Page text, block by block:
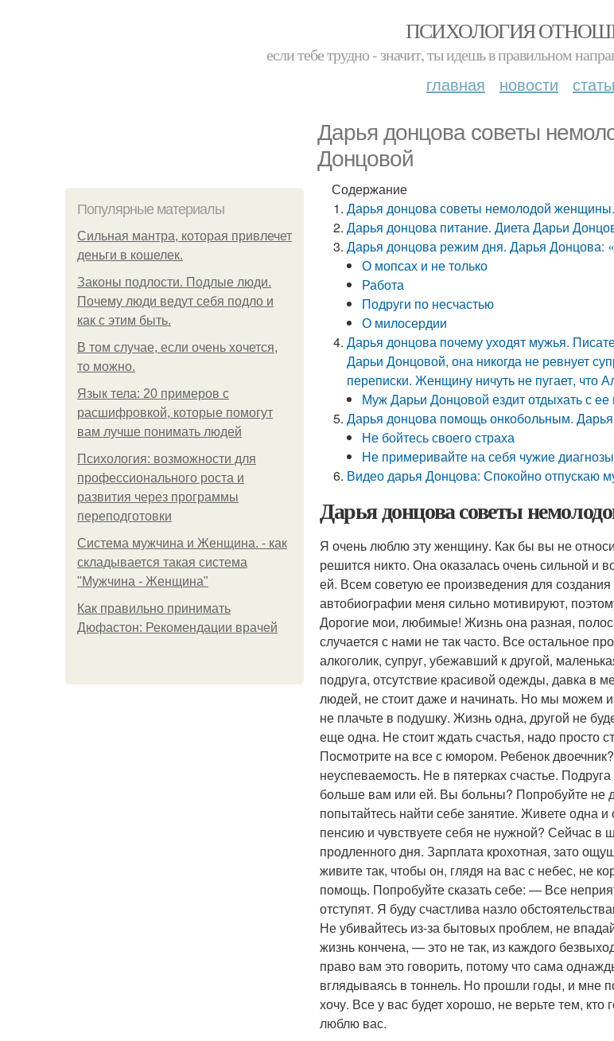
ПСИХОЛОГИЯ
если тебе трудно - значит, ты идешь в правильном
главная новости
Дарья донцова советы
Донцовой
Популярные материалы
Сильная мантра, которая привлечет
деньги в кошелек.
Законы подлости. Подлые люди.
Почему люди ведут себя подло и
как с этим быть.
В том случае, если очень хочется,
то можно.
Язык тела: 20 примеров с
расшифровкой, которые помогут
вам лучше понимать людей
Психология: возможности для
профессионального роста и
развития через программы
переподготовки
Система мужчина и Женщина. - как
складывается такая система
"Мужчина - Женщина"
Как правильно принимать
Дюфастон: Рекомендации врачей
Содержание
Дарья донцова советы немолодой
Дарья донцова питание. Диета Дарьи
Дарья донцова режим дня. Дарья Донцова:
О мопсах и не только
Работа
Подруги по несчастью
О милосердии
Дарья донцова почему уходят мужья.
Дарьи Донцовой, она никогда не ревнует
переписки. Женщину ничуть не пугает, что
Муж Дарьи Донцовой ездит отдыхать с ее
Дарья донцова помощь онкобольным.
Не бойтесь своего страха
Не примеривайте на себя чужие диагнозы
Видео дарья Донцова: Спокойно отпускаю
Дарья донцова советы
Я очень люблю эту женщину. Как бы вы не
решится никто. Она оказалась очень сильной
ей. Всем советую ее произведения для
автобиографии меня сильно мотивируют,
Дорогие мои, любимые! Жизнь она разная,
случается с нами не так часто. Все остальное
алкоголик, супруг, убежавший к другой,
подруга, отсутствие красивой одежды, давка в
людей, не стоит даже и начинать. Но мы можем
не плачьте в подушку. Жизнь одна, другой не
еще одна. Не стоит ждать счастья, надо просто
Посмотрите на все с юмором. Ребенок
неуспеваемость. Не в пятерках счастье.
больше вам или ей. Вы больны? Попробуйте не
попытайтесь найти себе занятие. Живете одна
пенсию и чувствуете себя не нужной? Сейчас в
продленного дня. Зарплата крохотная, зато
живите так, чтобы он, глядя на вас с небес, не
помощь. Попробуйте сказать себе: — Все
отступят. Я буду счастлива назло
Не убивайтесь из-за бытовых проблем, не
жизнь кончена, — это не так, из каждого
право вам это говорить, потому что сама
вглядываясь в тоннель. Но прошли годы, и мне
хочу. Все у вас будет хорошо, не верьте тем,
люблю вас.